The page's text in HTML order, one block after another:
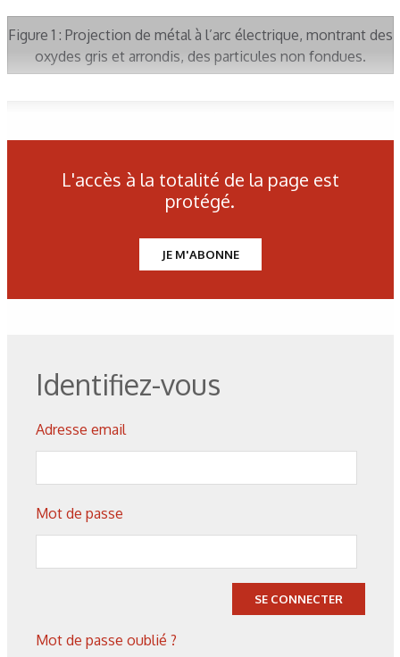
Figure 1 : Projection de métal à l’arc électrique, montrant des
oxydes gris et arrondis, des particules non fondues.
plasma et le substrat. La fissure provient du tronçonnage.
Figure 3 : Revêtement par projection
Figure 5 : Revêtement par projection à la flamme Ni5Al.
Figure 6 : Anneaux de synchronisation laiton, revêtus par
résistance à l’usure.
électrique.
L'accès à la totalité de la page est
protégé.
JE M'ABONNE
Identifiez-vous
Adresse email
Mot de passe
SE CONNECTER
Mot de passe oublié ?